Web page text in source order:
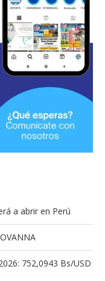
a abrir en Perú
752,0943 Bs/USD